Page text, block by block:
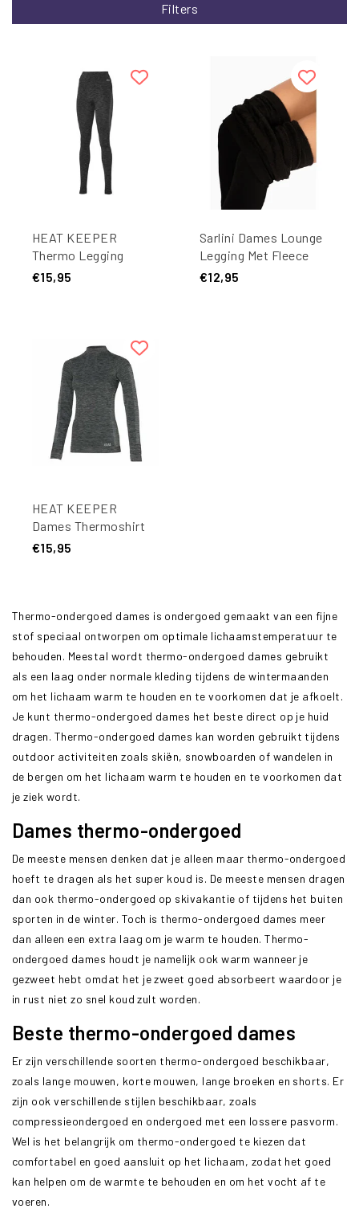
Filters
HEAT KEEPER
Thermo Legging
Dames
€15,95
Sarlini Dames Lounge
Legging Met Fleece
Voering Zwart
€12,95
HEAT KEEPER
Dames Thermoshirt
Lange Mouw
€15,95
Thermo-ondergoed dames is ondergoed gemaakt van een fijne
stof speciaal ontworpen om optimale lichaamstemperatuur te
behouden. Meestal wordt thermo-ondergoed dames gebruikt
als een laag onder normale kleding tijdens de wintermaanden
om het lichaam warm te houden en te voorkomen dat je afkoelt.
Je kunt thermo-ondergoed dames het beste direct op je huid
dragen. Thermo-ondergoed dames kan worden gebruikt tijdens
outdoor activiteiten zoals skiën, snowboarden of wandelen in
de bergen om het lichaam warm te houden en te voorkomen dat
je ziek wordt.
Dames thermo-ondergoed
De meeste mensen denken dat je alleen maar thermo-ondergoed
hoeft te dragen als het super koud is. De meeste mensen dragen
dan ook thermo-ondergoed op skivakantie of tijdens het buiten
sporten in de winter. Toch is thermo-ondergoed dames meer
dan alleen een extra laag om je warm te houden. Thermo-
ondergoed dames houdt je namelijk ook warm wanneer je
gezweet hebt omdat het je zweet goed absorbeert waardoor je
in rust niet zo snel koud zult worden.
Beste thermo-ondergoed dames
Er zijn verschillende soorten thermo-ondergoed beschikbaar,
zoals lange mouwen, korte mouwen, lange broeken en shorts. Er
zijn ook verschillende stijlen beschikbaar, zoals
compressieondergoed en ondergoed met een lossere pasvorm.
Wel is het belangrijk om thermo-ondergoed te kiezen dat
comfortabel en goed aansluit op het lichaam, zodat het goed
kan helpen om de warmte te behouden en om het vocht af te
voeren.